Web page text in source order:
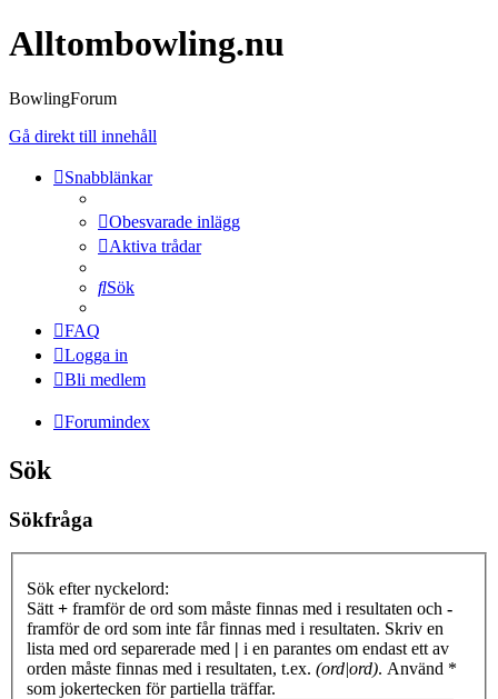
Alltombowling.nu
BowlingForum
Gå direkt till innehåll
Snabblänkar
Obesvarade inlägg
Aktiva trådar
Sök
FAQ
Logga in
Bli medlem
Forumindex
Sök
Sökfråga
Sök efter nyckelord:
Sätt + framför de ord som måste finnas med i resultaten och -
framför de ord som inte får finnas med i resultaten. Skriv en
lista med ord separerade med | i en parantes om endast ett av
orden måste finnas med i resultaten, t.ex. (ord|ord). Använd *
som jokertecken för partiella träffar.